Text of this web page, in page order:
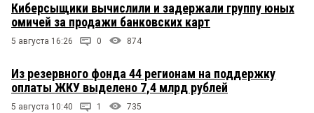
Киберсыщики вычислили и задержали группу юных
омичей за продажи банковских карт
5 августа 16:26 0 874
Из резервного фонда 44 регионам на поддержку
оплаты ЖКУ выделено 7,4 млрд рублей
5 августа 10:40 1 735